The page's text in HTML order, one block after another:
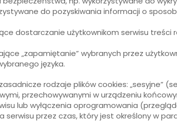
do pozyskiwania informacji o
dostarczanie użytkownikom serwisu
„zapamiętanie” wybranych przez
języka.
rodzaje plików cookies: „sesyjne”
przechowywanymi w urządzeniu
lub wyłączenia oprogramowania
serwisu przez czas, który jest określony w